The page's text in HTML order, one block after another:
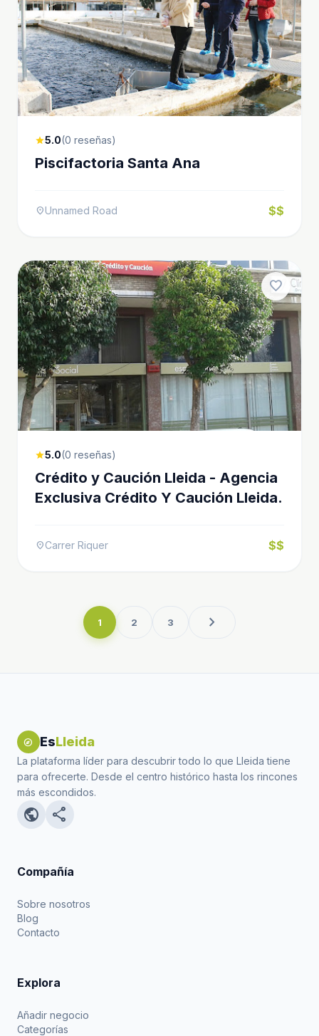
star5.0(0 reseñas)
Piscifactoria Santa Ana
location_onUnnamed Road $$
favorite
star5.0(0 reseñas)
Crédito y Caución Lleida - Agencia
Exclusiva Crédito Y Caución Lleida.
location_onCarrer Riquer $$
1 2 3 chevron_right
explore EsLleida
La plataforma líder para descubrir todo lo que Lleida tiene
para ofrecerte. Desde el centro histórico hasta los rincones
más escondidos.
public share
Compañía
Sobre nosotros
Blog
Contacto
Explora
Añadir negocio
Categorías